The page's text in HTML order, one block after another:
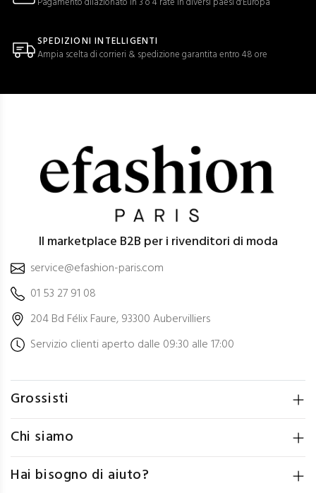
SPEDIZIONI INTELLIGENTI
Ampia scelta di corrieri & spedizione garantita entro 48 ore
Il marketplace B2B per i rivenditori di moda
service@efashion-paris.com
01 53 27 91 08
204 Bd Félix Faure, 93300 Aubervilliers
Servizio clienti aperto dalle 09:30 alle 17:00
Grossisti
Chi siamo
Hai bisogno di aiuto?